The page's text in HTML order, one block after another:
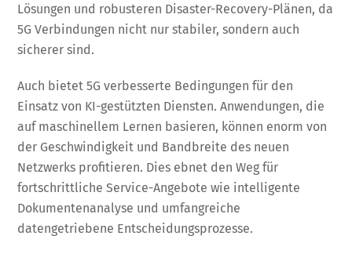
Lösungen und robusteren Disaster-Recovery-Plänen, da
5G Verbindungen nicht nur stabiler, sondern auch
sicherer sind.
Auch bietet 5G verbesserte Bedingungen für den
Einsatz von KI-gestützten Diensten. Anwendungen, die
auf maschinellem Lernen basieren, können enorm von
der Geschwindigkeit und Bandbreite des neuen
Netzwerks profitieren. Dies ebnet den Weg für
fortschrittliche Service-Angebote wie intelligente
Dokumentenanalyse und umfangreiche
datengetriebene Entscheidungsprozesse.